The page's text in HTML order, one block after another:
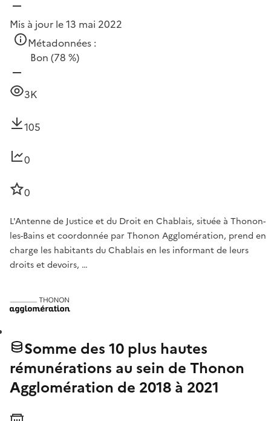
Mis à jour le 13 mai 2022
Métadonnées :
Bon (78 %)
3K
105
0
0
L'Antenne de Justice et du Droit en Chablais, située à Thonon-
les-Bains et coordonnée par Thonon Agglomération, prend en
charge les habitants du Chablais en les informant de leurs
droits et devoirs, …
Somme des 10 plus hautes
rémunérations au sein de Thonon
Agglomération de 2018 à 2021